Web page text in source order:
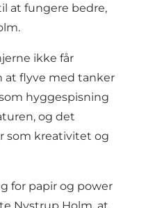
at fungere bedre,
ikke får
at flyve med tanker
hyggespisning
og det
som kreativitet og
for papir og power
Nystrup Holm, at